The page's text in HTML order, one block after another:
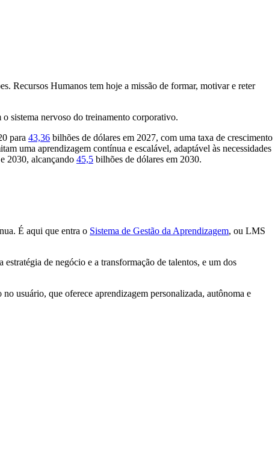
Recursos Humanos tem hoje a missão de formar, motivar e reter
sistema nervoso do treinamento corporativo.
para 43,36 bilhões de dólares em 2027, com uma taxa de crescimento
uma aprendizagem contínua e escalável, adaptável às necessidades
2030, alcançando 45,5 bilhões de dólares em 2030.
É aqui que entra o Sistema de Gestão da Aprendizagem, ou LMS
de negócio e a transformação de talentos, e um dos
usuário, que oferece aprendizagem personalizada, autônoma e